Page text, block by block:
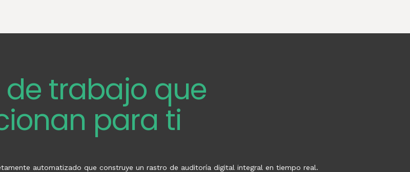
de trabajo que
para ti
automatizado que construye un rastro de auditoría digital integral en tiempo real.